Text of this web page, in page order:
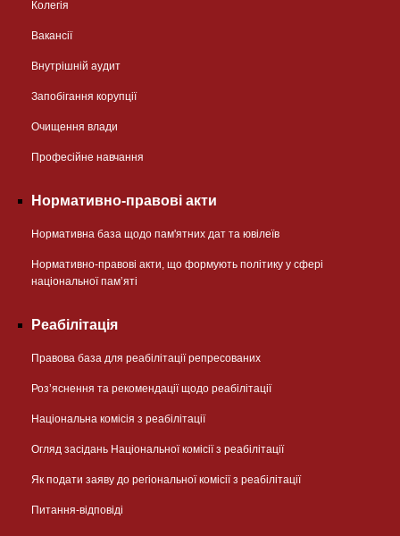
Колегія
Вакансії
Внутрішній аудит
Запобігання корупції
Очищення влади
Професійне навчання
Нормативно-правові акти
Нормативна база щодо пам'ятних дат та ювілеїв
Нормативно-правові акти, що формують політику у сфері
національної памʼяті
Реабілітація
Правова база для реабілітації репресованих
Розʼяснення та рекомендації щодо реабілітації
Національна комісія з реабілітації
Огляд засідань Національної комісії з реабілітації
Як подати заяву до регіональної комісії з реабілітації
Питання-відповіді